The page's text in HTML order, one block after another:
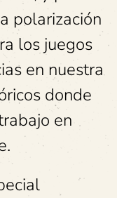
polarización
los juegos
en nuestra
donde
en